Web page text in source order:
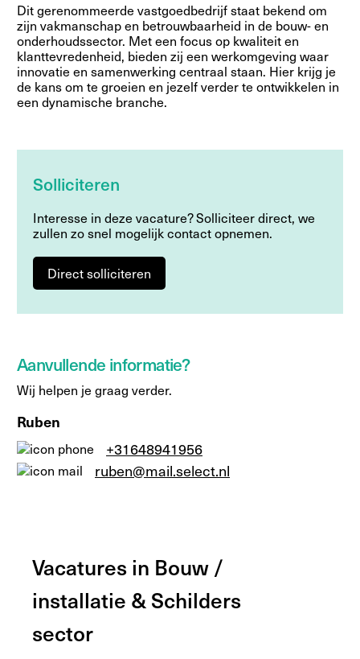
Dit gerenommeerde vastgoedbedrijf staat bekend om
zijn vakmanschap en betrouwbaarheid in de bouw- en
onderhoudssector. Met een focus op kwaliteit en
klanttevredenheid, bieden zij een werkomgeving waar
innovatie en samenwerking centraal staan. Hier krijg je
de kans om te groeien en jezelf verder te ontwikkelen in
een dynamische branche.
Solliciteren
Interesse in deze vacature? Solliciteer direct, we
zullen zo snel mogelijk contact opnemen.
Direct solliciteren
Aanvullende informatie?
Wij helpen je graag verder.
Ruben
+31648941956
ruben@mail.select.nl
Vacatures in Bouw /
installatie & Schilders
sector